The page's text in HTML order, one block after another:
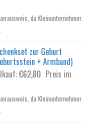
war:
€55,80
da Kleinunternehmer
zur Geburt
+ Armband)
€62,80 Ursprünglicher
war:
€62,80
Preis im
da Kleinunternehmer